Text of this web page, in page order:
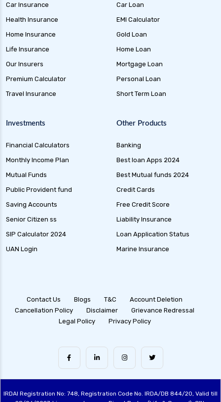
Car Insurance
Health Insurance
Home Insurance
Life Insurance
Our Insurers
Premium Calculator
Travel Insurance
Car Loan
EMI Calculator
Gold Loan
Home Loan
Mortgage Loan
Personal Loan
Short Term Loan
Investments
Financial Calculators
Monthly Income Plan
Mutual Funds
Public Provident fund
Saving Accounts
Senior Citizen ss
SIP Calculator 2024
UAN Login
Other Products
Banking
Best loan Apps 2024
Best Mutual funds 2024
Credit Cards
Free Credit Score
Liability Insurance
Loan Application Status
Marine Insurance
Contact Us Blogs T&C
Account Deletion
Cancellation Policy
Disclaimer
Grievance Redressal
Legal Policy
Privacy Policy
IRDAI Registration No: 748, Registration Code No. IRDA/DB 844/20, Valid till